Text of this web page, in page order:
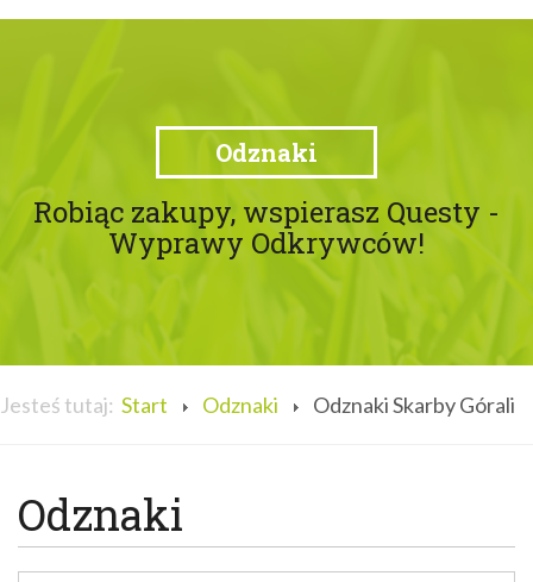
Odznaki
Robiąc zakupy, wspierasz Questy -
Wyprawy Odkrywców!
Jesteś tutaj: Start Odznaki Odznaki Skarby Górali
Odznaki